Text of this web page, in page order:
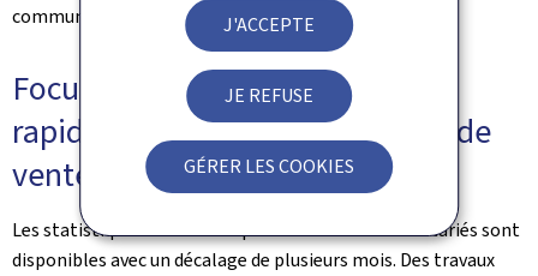
J'ACCEPTE
JE REFUSE
GÉRER LES COOKIES
communaux.
Focus sur… la fréquence et la
rapidité des statistiques de prix de
vente des appartements.
Les statistiques actuelles reposant sur les actes notariés sont
disponibles avec un décalage de plusieurs mois. Des travaux